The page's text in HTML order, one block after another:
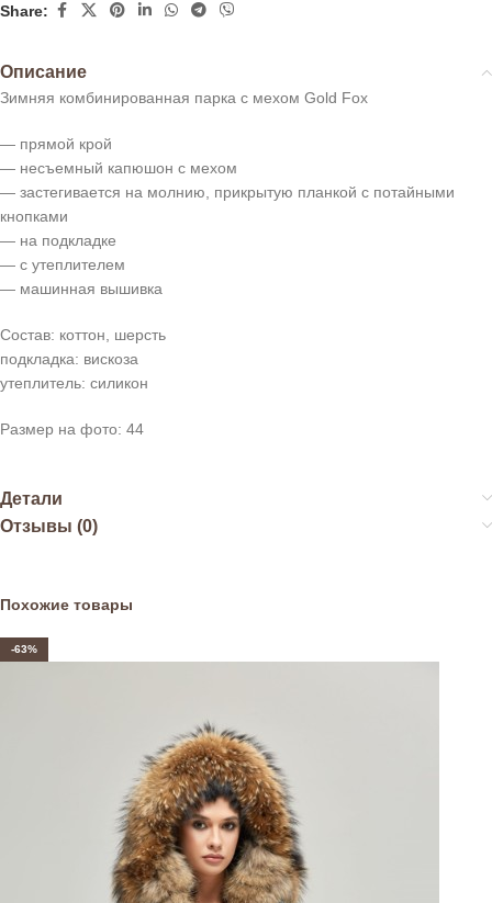
Share:
Описание
Зимняя комбинированная парка с мехом Gold Fox
— прямой крой
— несъемный капюшон с мехом
— застегивается на молнию, прикрытую планкой с потайными
кнопками
— на подкладке
— с утеплителем
— машинная вышивка
Состав: коттон, шерсть
подкладка: вискоза
утеплитель: силикон
Размер на фото: 44
Детали
Отзывы (0)
Похожие товары
-63%